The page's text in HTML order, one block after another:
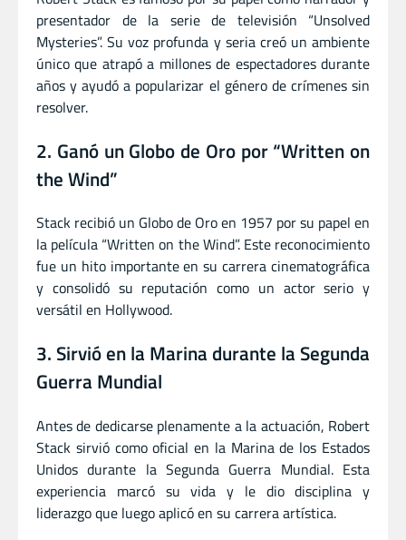
presentador de la serie de televisión “Unsolved
Mysteries”. Su voz profunda y seria creó un ambiente
único que atrapó a millones de espectadores durante
años y ayudó a popularizar el género de crímenes sin
resolver.
2. Ganó un Globo de Oro por “Written on
the Wind”
Stack recibió un Globo de Oro en 1957 por su papel en
la película “Written on the Wind”. Este reconocimiento
fue un hito importante en su carrera cinematográfica
y consolidó su reputación como un actor serio y
versátil en Hollywood.
3. Sirvió en la Marina durante la Segunda
Guerra Mundial
Antes de dedicarse plenamente a la actuación, Robert
Stack sirvió como oficial en la Marina de los Estados
Unidos durante la Segunda Guerra Mundial. Esta
experiencia marcó su vida y le dio disciplina y
liderazgo que luego aplicó en su carrera artística.